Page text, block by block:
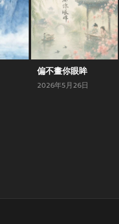
偏不畫你眼眸
2026年5月26日